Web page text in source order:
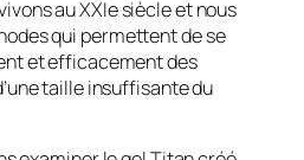
au XXIe siècle et nous
qui permettent de se
et efficacement des
taille insuffisante du